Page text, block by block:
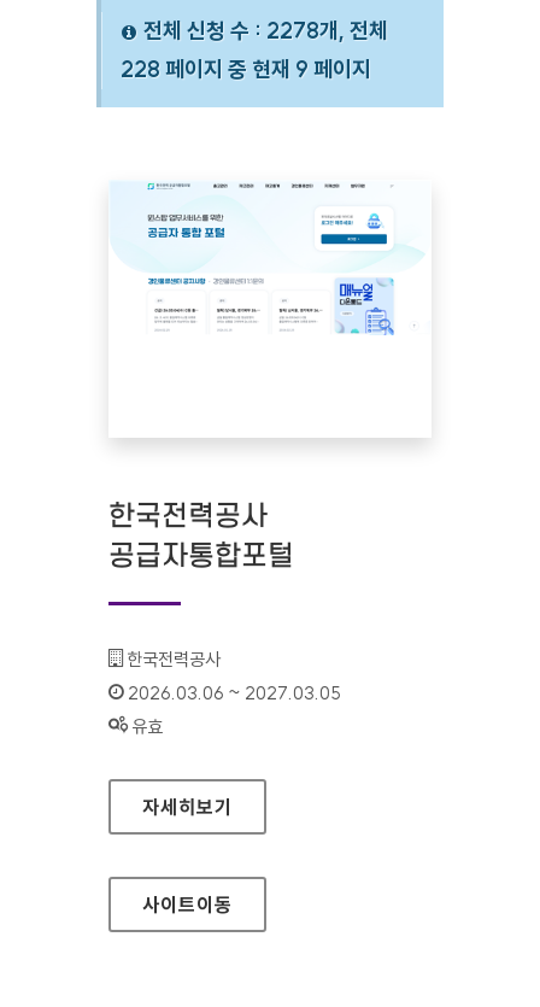
전체 신청 수 : 2278개, 전체
228 페이지 중 현재 9 페이지
한국전력공사
공급자통합포털
기관명 :
한국전력공사
인증기간 :
2026.03.06 ~ 2027.03.05
상태 :
유효
한국전력공사 공급자통합포털
자세히보기
사이트이동